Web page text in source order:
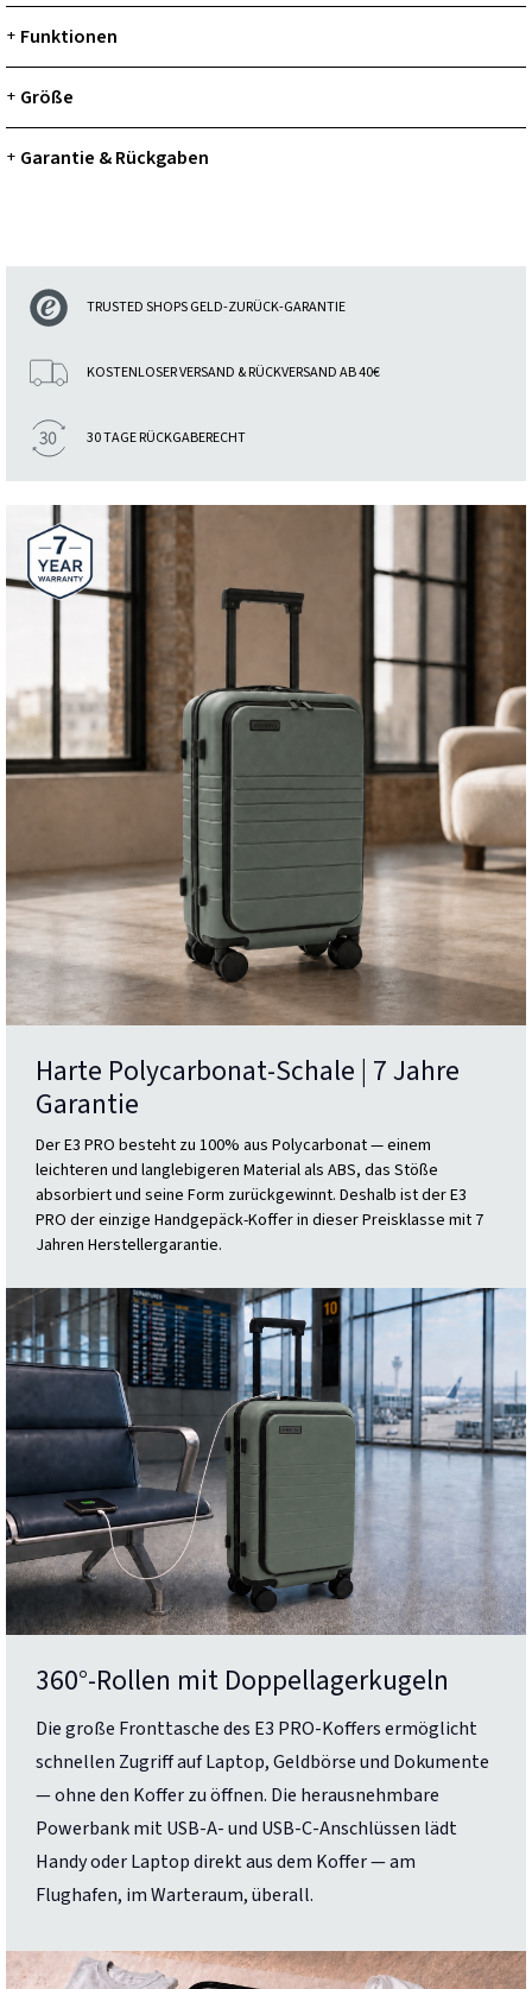
+ Funktionen
+ Größe
+ Garantie & Rückgaben
TRUSTED SHOPS GELD-ZURÜCK-GARANTIE
KOSTENLOSER VERSAND & RÜCKVERSAND AB 40€
30 TAGE RÜCKGABERECHT
Harte Polycarbonat-Schale | 7 Jahre
Garantie
Der E3 PRO besteht zu 100% aus Polycarbonat — einem
leichteren und langlebigeren Material als ABS, das Stöße
absorbiert und seine Form zurückgewinnt. Deshalb ist der E3
PRO der einzige Handgepäck-Koffer in dieser Preisklasse mit 7
Jahren Herstellergarantie.
360°-Rollen mit Doppellagerkugeln
Die große Fronttasche des E3 PRO-Koffers ermöglicht
schnellen Zugriff auf Laptop, Geldbörse und Dokumente
— ohne den Koffer zu öffnen. Die herausnehmbare
Powerbank mit USB-A- und USB-C-Anschlüssen lädt
Handy oder Laptop direkt aus dem Koffer — am
Flughafen, im Warteraum, überall.